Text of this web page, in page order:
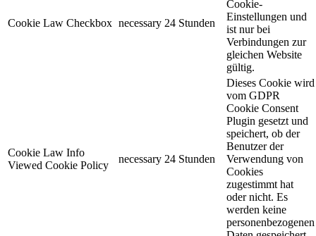
Cookie Law Checkbox necessary 24 Stunden
Cookie-
Einstellungen und
ist nur bei
Verbindungen zur
gleichen Website
gültig.
Cookie Law Info
Viewed Cookie Policy
necessary 24 Stunden
Dieses Cookie wird
vom GDPR
Cookie Consent
Plugin gesetzt und
speichert, ob der
Benutzer der
Verwendung von
Cookies
zugestimmt hat
oder nicht. Es
werden keine
personenbezogenen